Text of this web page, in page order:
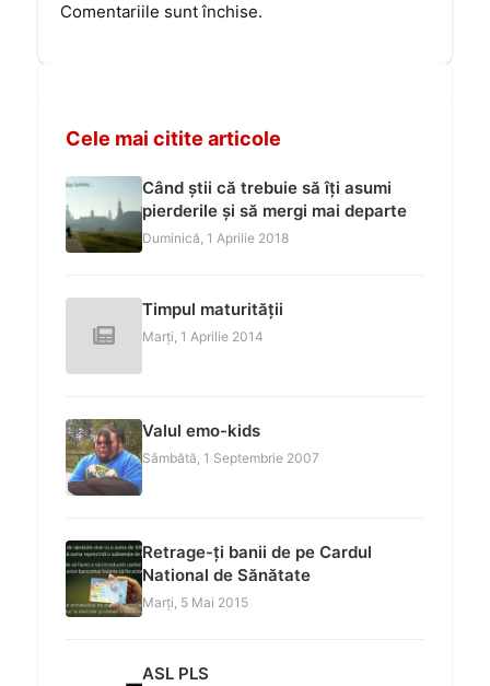
Comentariile sunt închise.
Cele mai citite articole
Când știi că trebuie să îți asumi
pierderile și să mergi mai departe
Duminică, 1 Aprilie 2018
Timpul maturității
Marți, 1 Aprilie 2014
Valul emo-kids
Sâmbătă, 1 Septembrie 2007
Retrage-ți banii de pe Cardul
National de Sănătate
Marți, 5 Mai 2015
ASL PLS